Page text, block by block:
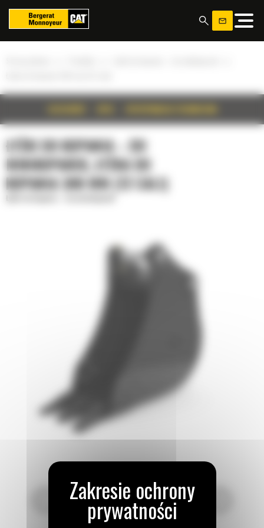
ŁYŻKI DO KOPANIA – DO
MINIKOPAREK, ŁYŻKA DO
KOPANIA 300 MM (12 CALI)
Panel zarządzania plikami cookies